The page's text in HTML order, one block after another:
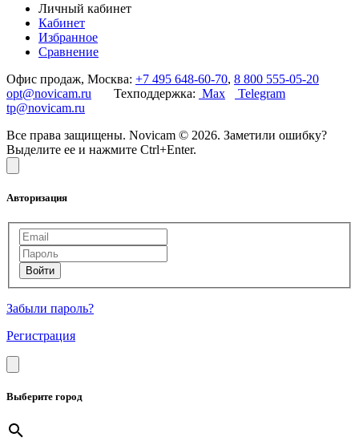
Личный кабинет
Кабинет
Избранное
Сравнение
Офис продаж, Москва: +7 495 648-60-70, 8 800 555-05-20
opt@novicam.ru Техподдержка: Max
Telegram
tp@novicam.ru
Все права защищены. Novicam © 2026. Заметили ошибку?
Выделите ее и нажмите Ctrl+Enter.
Авторизация
Забыли пароль?
Регистрация
Выберите город